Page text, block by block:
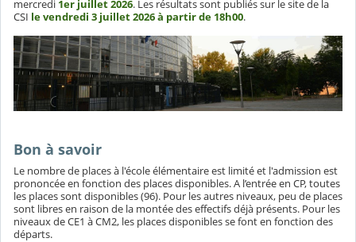
mercredi 1er juillet 2026. Les résultats sont publiés sur le site de la
CSI le vendredi 3 juillet 2026 à partir de 18h00.
Bon à savoir
Le nombre de places à l'école élémentaire est limité et l'admission est
prononcée en fonction des places disponibles. A l’entrée en CP, toutes
les places sont disponibles (96). Pour les autres niveaux, peu de places
sont libres en raison de la montée des effectifs déjà présents. Pour les
niveaux de CE1 à CM2, les places disponibles se font en fonction des
départs.